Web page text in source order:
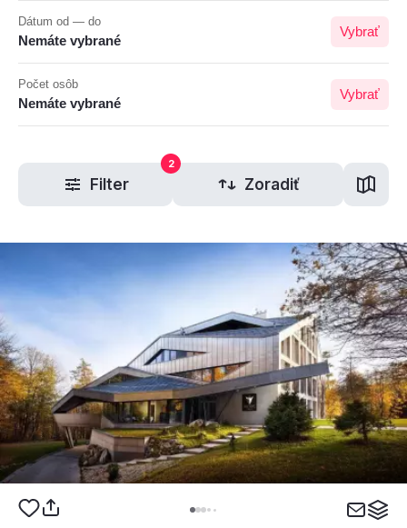
Dátum od — do
Nemáte vybrané
Vybrať
Počet osôb
Nemáte vybrané
Vybrať
Filter
2
Zoradiť